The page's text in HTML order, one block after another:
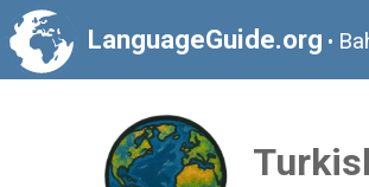
LanguageGuide.org •